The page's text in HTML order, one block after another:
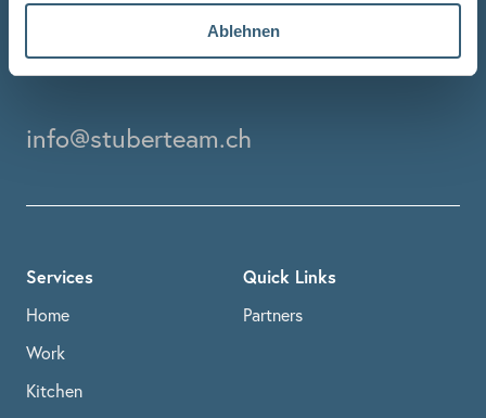
Ablehnen
+41 41 799 87 00
info@stuberteam.ch
Services
Home
Work
Kitchen
Quick Links
Partners